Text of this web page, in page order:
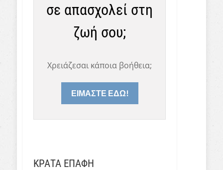
σε απασχολεί στη
ζωή σου;
Χρειάζεσαι κάποια βοήθεια;
ΕΙΜΑΣΤΕ ΕΔΩ!
ΚΡΑΤΑ ΕΠΑΦΗ